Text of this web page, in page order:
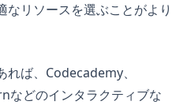
リソースを選ぶことがより
ば、Codecademy、
などのインタラクティブな